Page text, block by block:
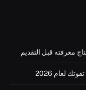
لعام 2026